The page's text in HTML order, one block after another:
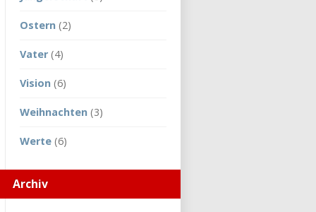
Ostern (2)
Vater (4)
Vision (6)
Weihnachten (3)
Werte (6)
Archiv